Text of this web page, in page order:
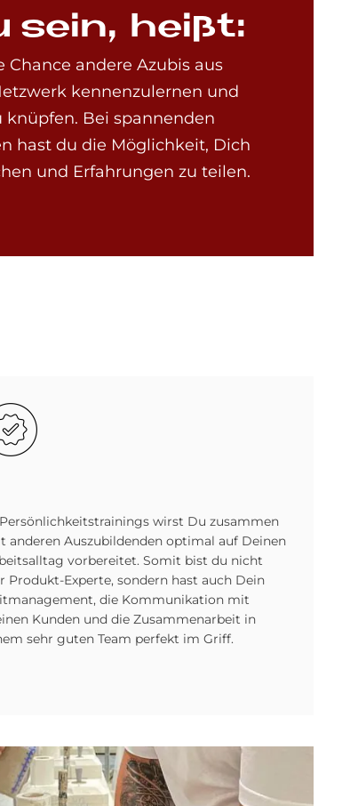
sein, hei­ßt:
andere Azubis aus
kennenzulernen und
Bei spannenden
hast du die Möglichkeit, Dich
und Erfahrungen zu teilen.
wirst Du zusammen
anderen Auszubildenden optimal auf Deinen
vorbereitet. Somit bist du nicht
Produkt-Experte, sondern hast auch Dein
die Kommunikation mit
Kunden und die Zusammenarbeit in
sehr guten Team perfekt im Griff.